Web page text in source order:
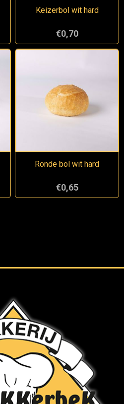
Keizerbol wit hard
€0,70
Ronde bol wit hard
€0,65